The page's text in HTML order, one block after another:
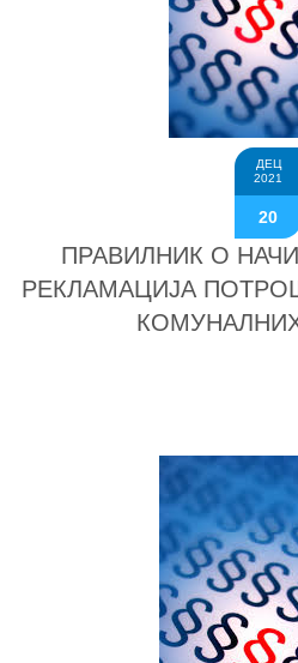
ДЕЦ
2021
20
ПРАВИЛНИК О
РЕКЛАМАЦИЈА